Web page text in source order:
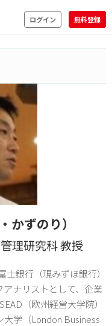
ログイン 無料登録
かずのり）
理研究科 教授
銀行（現みずほ銀行）
ナリストとして、企業
（欧州経営大学院）
学（London Business